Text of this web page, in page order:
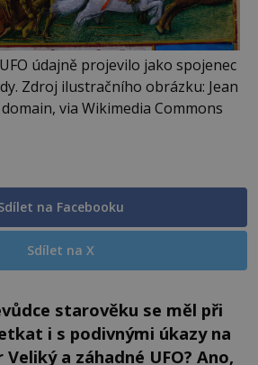
údajně projevilo jako spojenec
Zdroj ilustračního obrázku: Jean
via Wikimedia Commons
na Facebooku
Sdílet na X
starověku se měl při
i s podivnými úkazy na
a záhadné UFO? Ano,